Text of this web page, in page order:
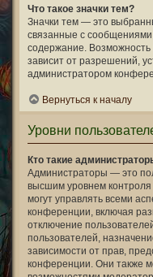
Что такое значки тем?
Значки тем — это
связанные с
содержание. Возможность
зависит от разрешений,
администратором
Вернуться к началу
Уровни
Кто такие
Администраторы — это
высшим уровнем
могут управлять всеми
конференции, включая
отключение
пользователей,
зависимости от прав,
конференции. Они также